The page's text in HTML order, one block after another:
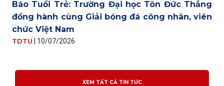
Báo Tuổi Trẻ: Trường Đại học Tôn Đức Thắng
đồng hành cùng Giải bóng đá công nhân, viên
chức Việt Nam
TDTU 10/07/2026
XEM TẤT CẢ TIN TỨC